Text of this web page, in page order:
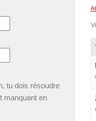
manquant en